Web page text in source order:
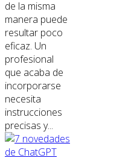
de la misma
manera puede
resultar poco
eficaz. Un
profesional
que acaba de
incorporarse
necesita
instrucciones
precisas y...